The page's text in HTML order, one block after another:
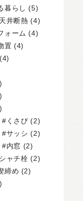
暮らし (5)
天井断熱 (4)
ォーム (4)
置 (4)
(4)
くさび (2)
サッシ (2)
内窓 (2)
シャチ栓 (2)
締め (2)